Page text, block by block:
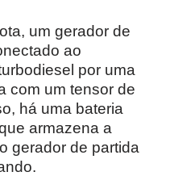
um gerador de
ao
por uma
com um tensor de
há uma bateria
armazena a
gerador de partida